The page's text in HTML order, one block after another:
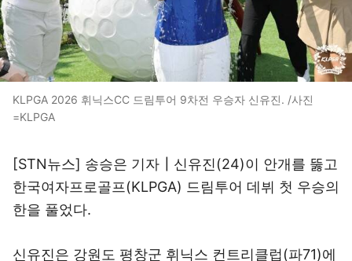
KLPGA 2026 휘닉스CC 드림투어 9차전 우승자 신유진. /사진
=KLPGA
[STN뉴스] 송승은 기자┃신유진(24)이 안개를 뚫고
한국여자프로골프(KLPGA) 드림투어 데뷔 첫 우승의
한을 풀었다.
신유진은 강원도 평창군 휘닉스 컨트리클럽(파71)에